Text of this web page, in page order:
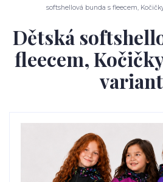
softshellová bunda s fleecem,
Dětská
fleecem,